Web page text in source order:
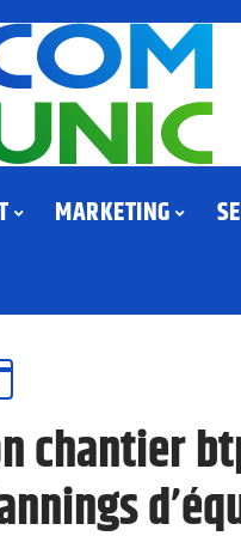
MARKETING
chantier